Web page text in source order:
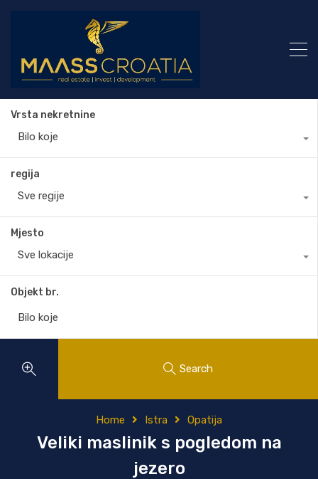
Vrsta nekretnine
Bilo koje
regija
Sve regije
Mjesto
Sve lokacije
Objekt br.
Search
Home Istra Opatija
Veliki maslinik s pogledom na
jezero